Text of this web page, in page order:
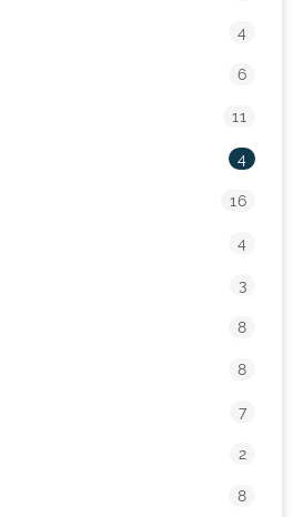
4
6
11
4
16
4
3
8
8
7
2
8